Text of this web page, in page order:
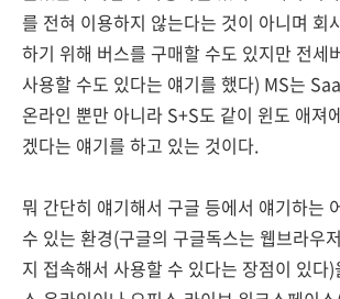
를 전혀 이용하지 않는다는 것이 아니며 회
하기 위해 버스를 구매할 수도 있지만 전세
사용할 수도 있다는 얘기를 했다) MS는
온라인 뿐만 아니라 S+S도 같이 윈도 애져
겠다는 얘기를 하고 있는 것이다.
뭐 간단히 얘기해서 구글 등에서 얘기하는
수 있는 환경(구글의 구글독스는 웹브라우
지 접속해서 사용할 수 있다는 장점이 있다